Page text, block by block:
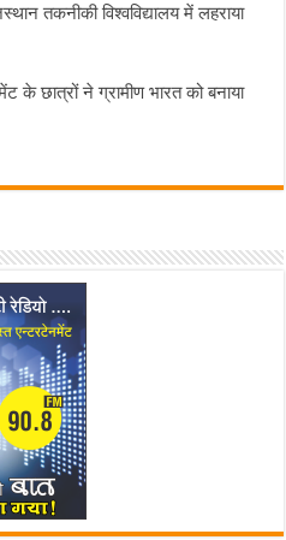
तकनीकी विश्वविद्यालय में लहराया
छात्रों ने ग्रामीण भारत को बनाया